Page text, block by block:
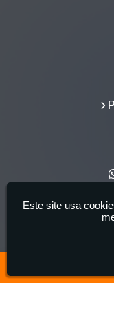
Hidrocia
Banheiras -
aquecedor
Este site usa